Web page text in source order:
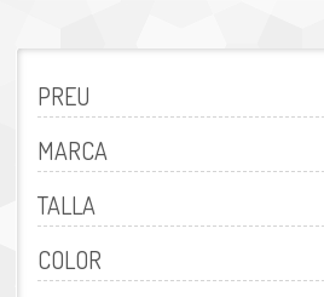
PREU
MARCA
TALLA
COLOR